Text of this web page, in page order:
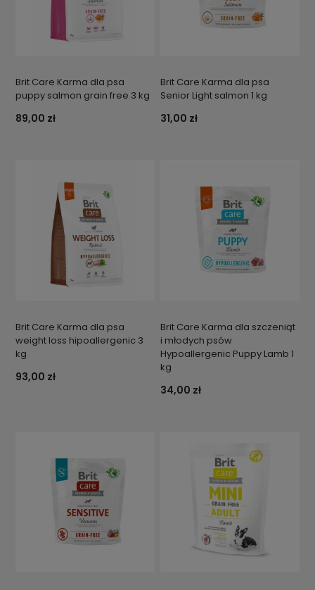
Brit Care Karma dla psa
puppy salmon grain free 3 kg
89,00 zł
Brit Care Karma dla psa
Senior Light salmon 1 kg
31,00 zł
Brit Care Karma dla psa
weight loss hipoallergenic 3
kg
93,00 zł
Brit Care Karma dla szczeniąt
i młodych psów
Hypoallergenic Puppy Lamb 1
kg
34,00 zł